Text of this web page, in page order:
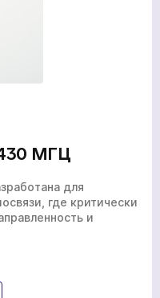
МГЦ
для
где критически
и